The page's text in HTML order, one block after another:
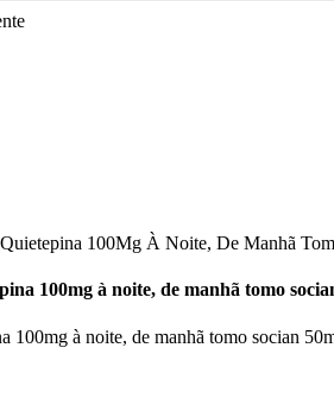
100Mg À Noite, De Manhã
100mg à noite, de manhã tomo
100mg à noite, de manhã tomo socian